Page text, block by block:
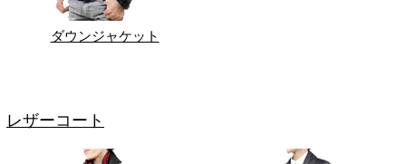
ダウンジャケット
レザーコート